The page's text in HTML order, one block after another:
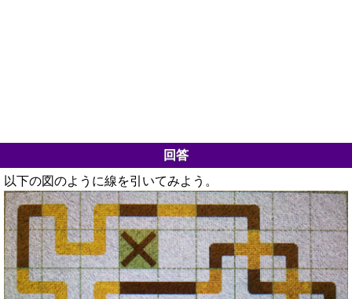
回答
以下の図のように線を引いてみよう。